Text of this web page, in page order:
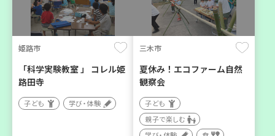
平和・防災
2026年
10 日(木)
2026年
9 11
姫路市
「科学実験教室 」 コレル姫
路田寺
子ども 学び・体験
三木市
夏休み！エコファーム自然
観察会
子ども
親子で楽しむ